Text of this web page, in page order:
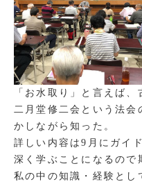
「お水取り」と言えば
二月堂修二会という法会
かしながら知った。
詳しい内容は9月にガイ
深く学ぶことになるので
私の中の知識・経験とし